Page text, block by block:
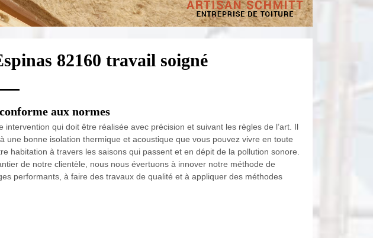
82160 travail soigné
aux normes
intervention qui doit être réalisée avec précision et suivant les règles de l’art. Il
une bonne isolation thermique et acoustique que vous pouvez vivre en toute
habitation à travers les saisons qui passent et en dépit de la pollution sonore.
de notre clientèle, nous nous évertuons à innover notre méthode de
performants, à faire des travaux de qualité et à appliquer des méthodes